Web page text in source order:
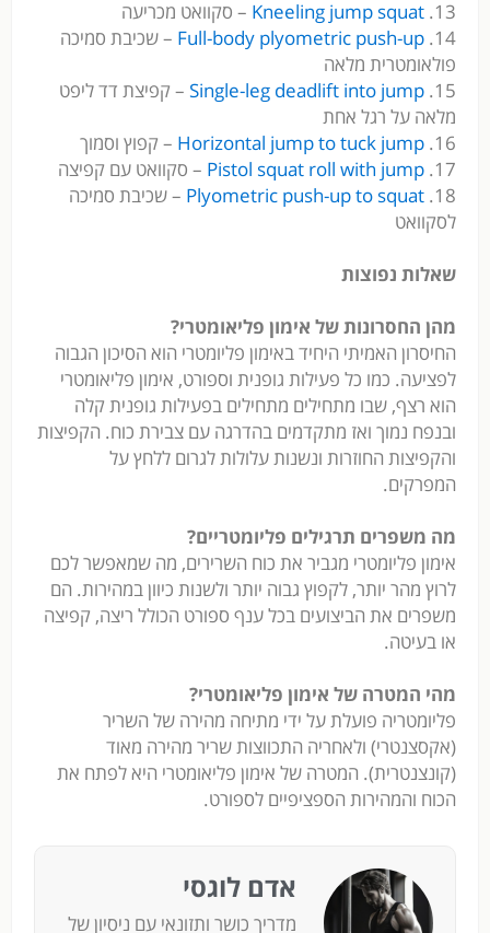
13.
Kneeling jump squat – סקוואט מכריעה
14.
Full-body plyometric push-up – שכיבת סמיכה
פולאומטרית מלאה
15.
Single-leg deadlift into jump – קפיצת דד ליפט
מלאה על רגל אחת
16.
Horizontal jump to tuck jump – קפוץ וסמוך
17.
Pistol squat roll with jump – סקוואט עם קפיצה
18.
Plyometric push-up to squat – שכיבת סמיכה
לסקוואט
שאלות נפוצות
מהן החסרונות של אימון פליאומטרי?
החיסרון האמיתי היחיד באימון פליומטרי הוא הסיכון הגבוה
לפציעה. כמו כל פעילות גופנית וספורט, אימון פליאומטרי
הוא רצף, שבו מתחילים מתחילים בפעילות גופנית קלה
ובנפח נמוך ואז מתקדמים בהדרגה עם צבירת כוח. הקפיצות
והקפיצות החוזרות ונשנות עלולות לגרום ללחץ על
המפרקים.
מה משפרים תרגילים פליומטריים?
אימון פליומטרי מגביר את כוח השרירים, מה שמאפשר לכם
לרוץ מהר יותר, לקפוץ גבוה יותר ולשנות כיוון במהירות. הם
משפרים את הביצועים בכל ענף ספורט הכולל ריצה, קפיצה
או בעיטה.
מהי המטרה של אימון פליאומטרי?
פליומטריה פועלת על ידי מתיחה מהירה של השריר
(אקסצנטרי) ולאחריה התכווצות שריר מהירה מאוד
(קונצנטרית). המטרה של אימון פליאומטרי היא לפתח את
הכוח והמהירות הספציפיים לספורט.
אדם לוגסי
מדריך כושר ותזונאי עם ניסיון של